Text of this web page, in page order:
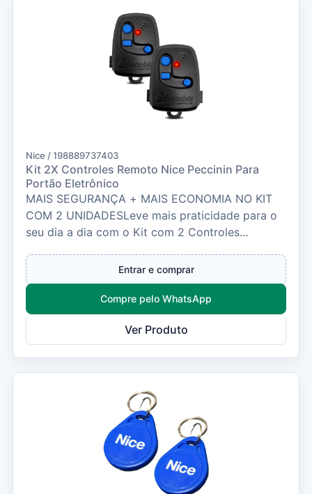
Nice / 198889737403
Kit 2X Controles Remoto Nice Peccinin Para
Portão Eletrônico
MAIS SEGURANÇA + MAIS ECONOMIA NO KIT
COM 2 UNIDADESLeve mais praticidade para o
seu dia a dia com o Kit com 2 Controles
Entrar e comprar
Compre pelo WhatsApp
Ver Produto